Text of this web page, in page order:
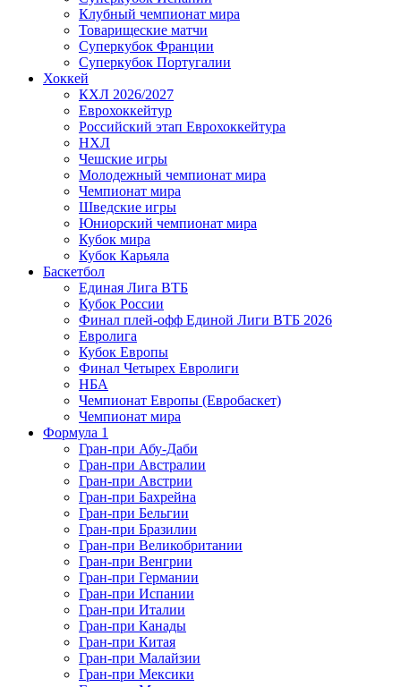
Клубный чемпионат мира
Товарищеские матчи
Суперкубок Франции
Суперкубок Португалии
Хоккей
КХЛ 2026/2027
Еврохоккейтур
Российский этап Еврохоккейтура
НХЛ
Чешские игры
Молодежный чемпионат мира
Чемпионат мира
Шведские игры
Юниорский чемпионат мира
Кубок мира
Кубок Карьяла
Баскетбол
Единая Лига ВТБ
Кубок России
Финал плей-офф Единой Лиги ВТБ 2026
Евролига
Кубок Европы
Финал Четырех Евролиги
НБА
Чемпионат Европы (Евробаскет)
Чемпионат мира
Формула 1
Гран-при Абу-Даби
Гран-при Австралии
Гран-при Австрии
Гран-при Бахрейна
Гран-при Бельгии
Гран-при Бразилии
Гран-при Великобритании
Гран-при Венгрии
Гран-при Германии
Гран-при Испании
Гран-при Италии
Гран-при Канады
Гран-при Китая
Гран-при Малайзии
Гран-при Мексики